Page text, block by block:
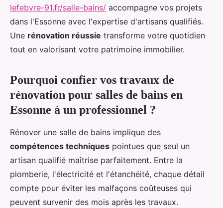
lefebvre-91.fr/salle-bains/ accompagne vos projets
dans l'Essonne avec l'expertise d'artisans qualifiés.
Une rénovation réussie transforme votre quotidien
tout en valorisant votre patrimoine immobilier.
Pourquoi confier vos travaux de
rénovation pour salles de bains en
Essonne à un professionnel ?
Rénover une salle de bains implique des
compétences techniques pointues que seul un
artisan qualifié maîtrise parfaitement. Entre la
plomberie, l'électricité et l'étanchéité, chaque détail
compte pour éviter les malfaçons coûteuses qui
peuvent survenir des mois après les travaux.